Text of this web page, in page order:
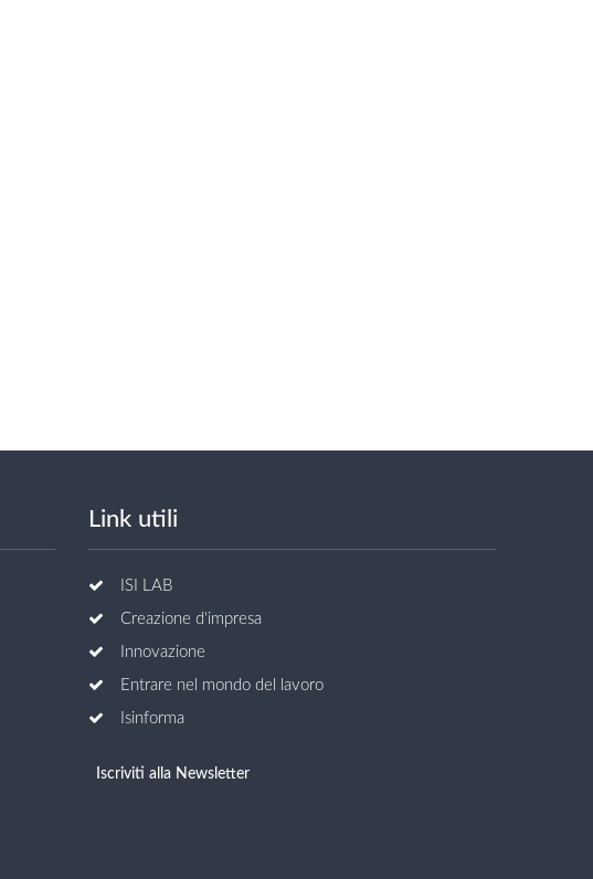
Link utili
ISI LAB
Creazione d'impresa
Innovazione
Entrare nel mondo del lavoro
Isinforma
Iscriviti alla Newsletter